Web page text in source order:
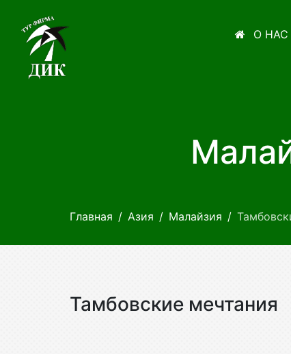
О НАС
Главная Азия Малайзия
Тамбовские мечтания